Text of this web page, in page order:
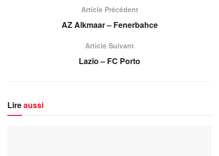
Article Précédent
AZ Alkmaar – Fenerbahce
Article Suivant
Lazio – FC Porto
Lireaussi